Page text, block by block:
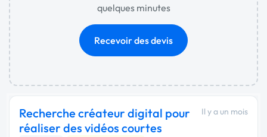
quelques minutes
Recevoir des devis
Recherche créateur digital pour
réaliser des vidéos courtes
Il y a un mois